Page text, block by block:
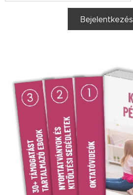
Bejelentkezés